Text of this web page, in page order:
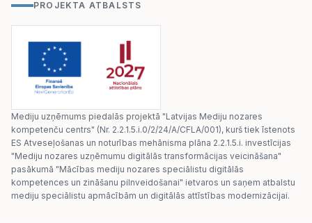
PROJEKTA ATBALSTS
Mediju uzņēmums piedalās projektā "Latvijas Mediju nozares
kompetenču centrs" (Nr. 2.2.1.5.i.0/2/24/A/CFLA/001), kurš tiek īstenots
ES Atveseļošanas un noturības mehānisma plāna 2.2.1.5.i. investīcijas
"Mediju nozares uzņēmumu digitālās transformācijas veicināšana"
pasākumā "Mācības mediju nozares speciālistu digitālās
kompetences un zināšanu pilnveidošanai" ietvaros un saņem atbalstu
mediju speciālistu apmācībām un digitālās attīstības modernizācijai.